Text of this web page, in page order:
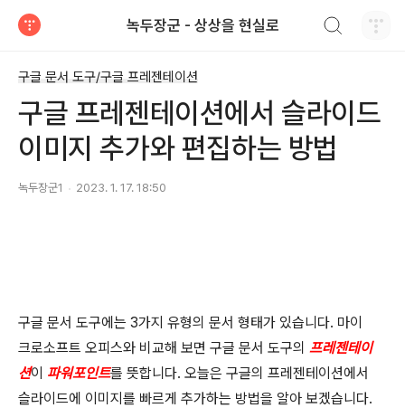
녹두장군 - 상상을 현실로
구글 문서 도구/구글 프레젠테이션
구글 프레젠테이션에서 슬라이드
이미지 추가와 편집하는 방법
녹두장군1 2023. 1. 17. 18:50
구글 문서 도구에는 3가지 유형의 문서 형태가 있습니다. 마이
크로소프트 오피스와 비교해 보면 구글 문서 도구의 프레젠테이
션이 파워포인트를 뜻합니다. 오늘은 구글의 프레젠테이션에서
슬라이드에 이미지를 빠르게 추가하는 방법을 알아 보겠습니다.